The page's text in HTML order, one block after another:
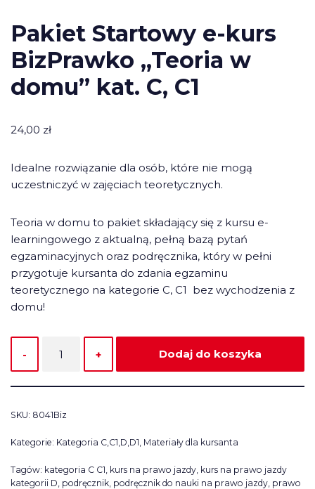
Pakiet Startowy e-kurs
BizPrawko „Teoria w
domu” kat. C, C1
24,00 zł
Idealne rozwiązanie dla osób, które nie mogą
uczestniczyć w zajęciach teoretycznych.
Teoria w domu to pakiet składający się z kursu e-
learningowego z aktualną, pełną bazą pytań
egzaminacyjnych oraz podręcznika, który w pełni
przygotuje kursanta do zdania egzaminu
teoretycznego na kategorie C, C1 bez wychodzenia z
domu!
Dodaj do koszyka
SKU: 8041Biz
Kategorie: Kategoria C,C1,D,D1, Materiały dla kursanta
Tagów: kategoria C C1, kurs na prawo jazdy, kurs na prawo jazdy
kategorii D, podręcznik, podręcznik do nauki na prawo jazdy, prawo